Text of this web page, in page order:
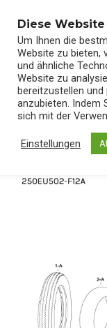
Start/Shop/
Diese
Um Ihnen die
Website zu bieten,
und ähnliche
Website zu
bereitzustellen
anzubieten. Indem
sich mit der
Einstellungen